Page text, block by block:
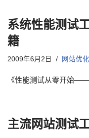
系统性能测试
籍
2009年6月2日 网站优化
《性能测试从零开始
主流网站测试